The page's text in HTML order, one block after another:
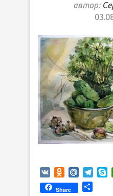
автор:
VK Mail.Ru
Share